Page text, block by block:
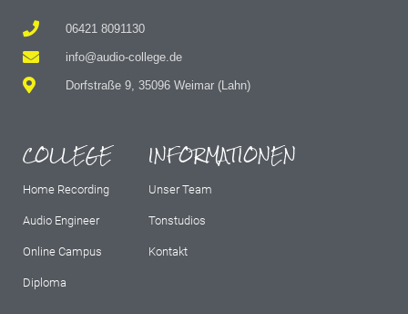
06421 8091130
info@audio-college.de
Dorfstraße 9, 35096 Weimar (Lahn)
COLLEGE
Home Recording
Audio Engineer
Online Campus
Diploma
INFORMATIONEN
Unser Team
Tonstudios
Kontakt